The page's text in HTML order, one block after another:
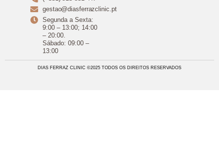
gestao@diasferrazclinic.pt
Segunda a Sexta:
9:00 – 13:00; 14:00
– 20:00.
Sábado: 09:00 –
13:00
DIAS FERRAZ CLINIC ©2025 TODOS OS DIREITOS RESERVADOS